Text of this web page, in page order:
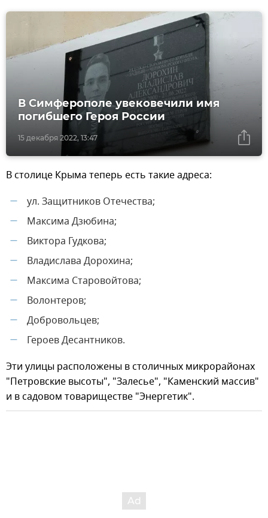
15 декабря 2022, 13:47
В Симферополе увековечили имя
погибшего Героя России
В столице Крыма теперь есть такие адреса:
— ул. Защитников Отечества;
— Максима Дзюбина;
— Виктора Гудкова;
— Владислава Дорохина;
— Максима Старовойтова;
— Волонтеров;
— Добровольцев;
—
Героев Десантников.
Эти улицы расположены в столичных микрорайонах
"Петровские высоты", "Залесье", "Каменский массив"
и в садовом товариществе "Энергетик".